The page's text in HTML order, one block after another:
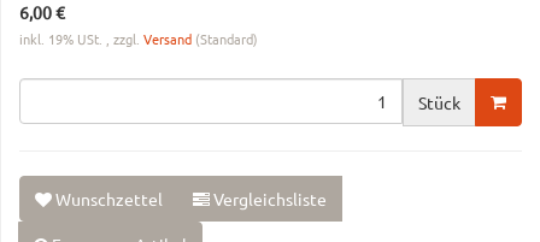
6,00 €
inkl. 19% USt. , zzgl. Versand (Standard)
Stück
Wunschzettel Vergleichsliste